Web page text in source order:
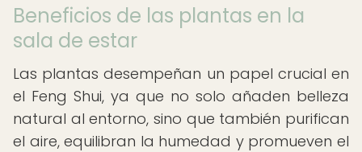
Beneficios de las plantas en la
sala de estar
Las plantas desempeñan un papel crucial en
el Feng Shui, ya que no solo añaden belleza
natural al entorno, sino que también purifican
el aire, equilibran la humedad y promueven el